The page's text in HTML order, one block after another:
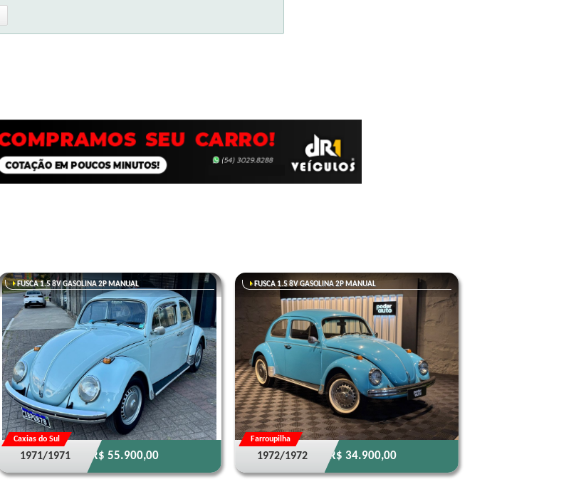
FUSCA 1.5 8V GASOLINA 2P MANUAL
Caxias do Sul
1971/1971 R$ 55.900,00
FUSCA 1.5 8V GASOLINA 2P MANUAL
Farroupilha
1972/1972 R$ 34.900,00